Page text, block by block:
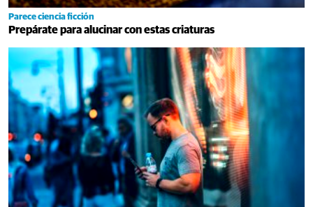
Parece ciencia ficción
Prepárate para alucinar con estas criaturas